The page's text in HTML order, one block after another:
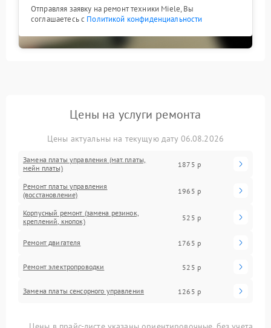
Отправляя заявку на ремонт техники Miele, Вы
соглашаетесь с Политикой конфиденциальности
Цены на услуги ремонта
Цены актуальны на текущую дату 06.08.2026
Замена платы управления (мат.платы,
мейн платы)
1875 р
Ремонт платы управления
(восстановление)
1965 р
Корпусный ремонт (замена резинок,
креплений, кнопок)
525 р
Ремонт двигателя 1765 р
Ремонт электропроводки 525 р
Замена платы сенсорного управления 1265 р